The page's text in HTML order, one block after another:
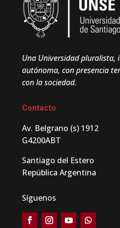
Una Universidad pluralista, inclusiva, reformista y
autónoma, con presencia
con la sociedad.
Contacto
Av. Belgrano (s) 1912
G4200ABT
Santiago del Estero
República Argentina
Síguenos